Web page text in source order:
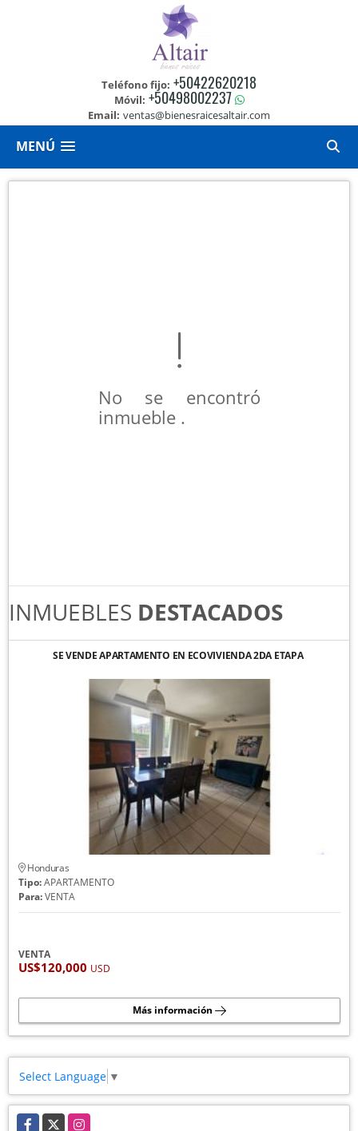
Teléfono fijo: +50422620218
Móvil: +50498002237
Email: ventas@bienesraicesaltair.com
MENÚ
No se encontró
inmueble .
INMUEBLES DESTACADOS
SE VENDE APARTAMENTO EN ECOVIVIENDA 2DA ETAPA
Honduras
Tipo:APARTAMENTO
Para:VENTA
VENTA
US$120,000 USD
Más información
Select Language ▼
Facebook
X Instagram